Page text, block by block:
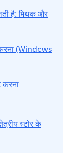
है: मिथक और
(Windows
करना
स्टोर के